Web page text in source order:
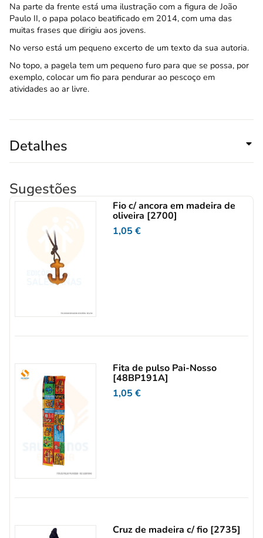
Na parte da frente está uma ilustração com a figura de João
Paulo II, o papa polaco beatificado em 2014, com uma das
muitas frases que dirigiu aos jovens.
No verso está um pequeno excerto de um texto da sua autoria.
No topo, a pagela tem um pequeno furo para que se possa, por
exemplo, colocar um fio para pendurar ao pescoço em
atividades ao ar livre.
Detalhes
Sugestões
Fio c/ ancora em madeira de
oliveira [2700]
1,05€
Fita de pulso Pai-Nosso
[48BP191A]
1,05€
Cruz de madeira c/ fio [2735]